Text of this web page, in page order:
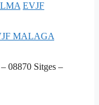
EVJF
MALAGA
08870 Sitges –